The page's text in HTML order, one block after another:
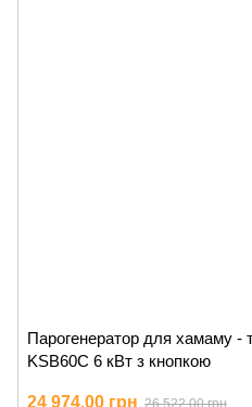
Парогенератор для хамаму -
KSB60C 6 кВт з кнопкою
24 974.00 грн 26 522.00 грн